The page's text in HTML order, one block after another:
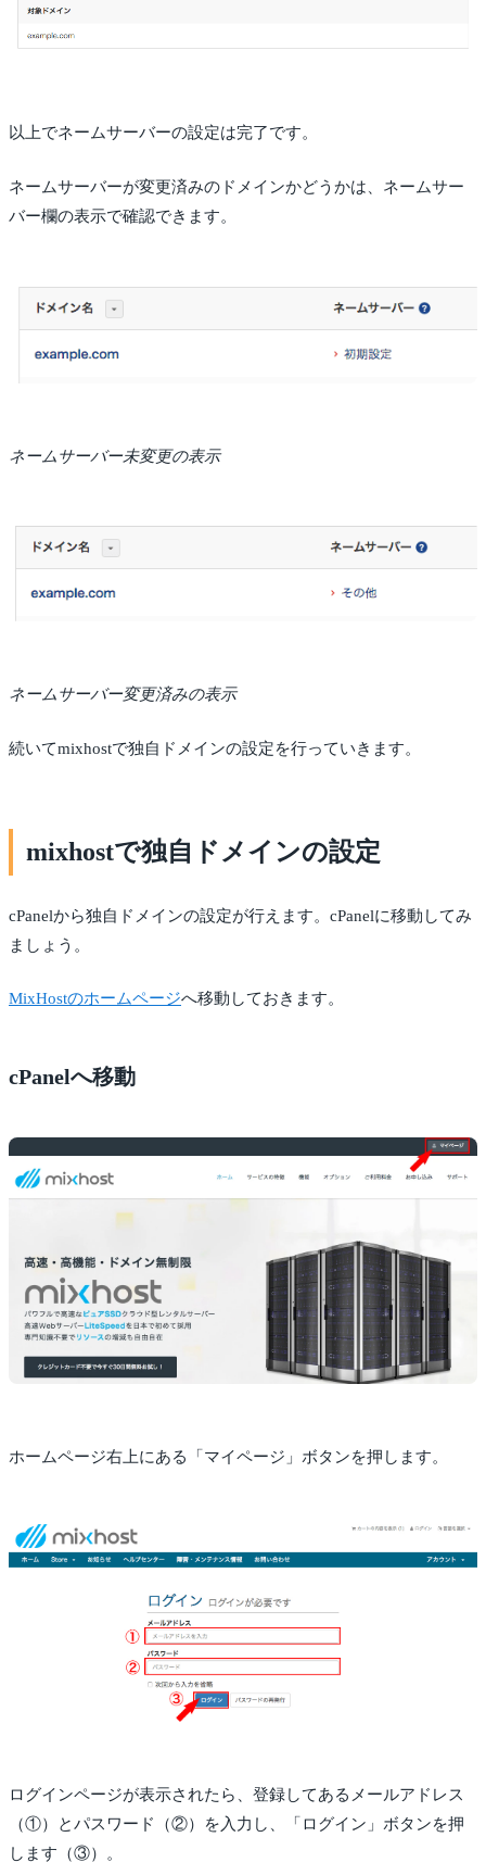
以上でネームサーバーの設定は完了です。
ネームサーバーが変更済みのドメインかどうかは、ネームサー
バー欄の表示で確認できます。
ネームサーバー未変更の表示
ネームサーバー変更済みの表示
続いてmixhostで独自ドメインの設定を行っていきます。
mixhostで独自ドメインの設定
cPanelから独自ドメインの設定が行えます。cPanelに移動してみ
ましょう。
MixHostのホームページへ移動しておきます。
cPanelへ移動
ホームページ右上にある「マイページ」ボタンを押します。
ログインページが表示されたら、登録してあるメールアドレス
（①）とパスワード（②）を入力し、「ログイン」ボタンを押
します（③）。